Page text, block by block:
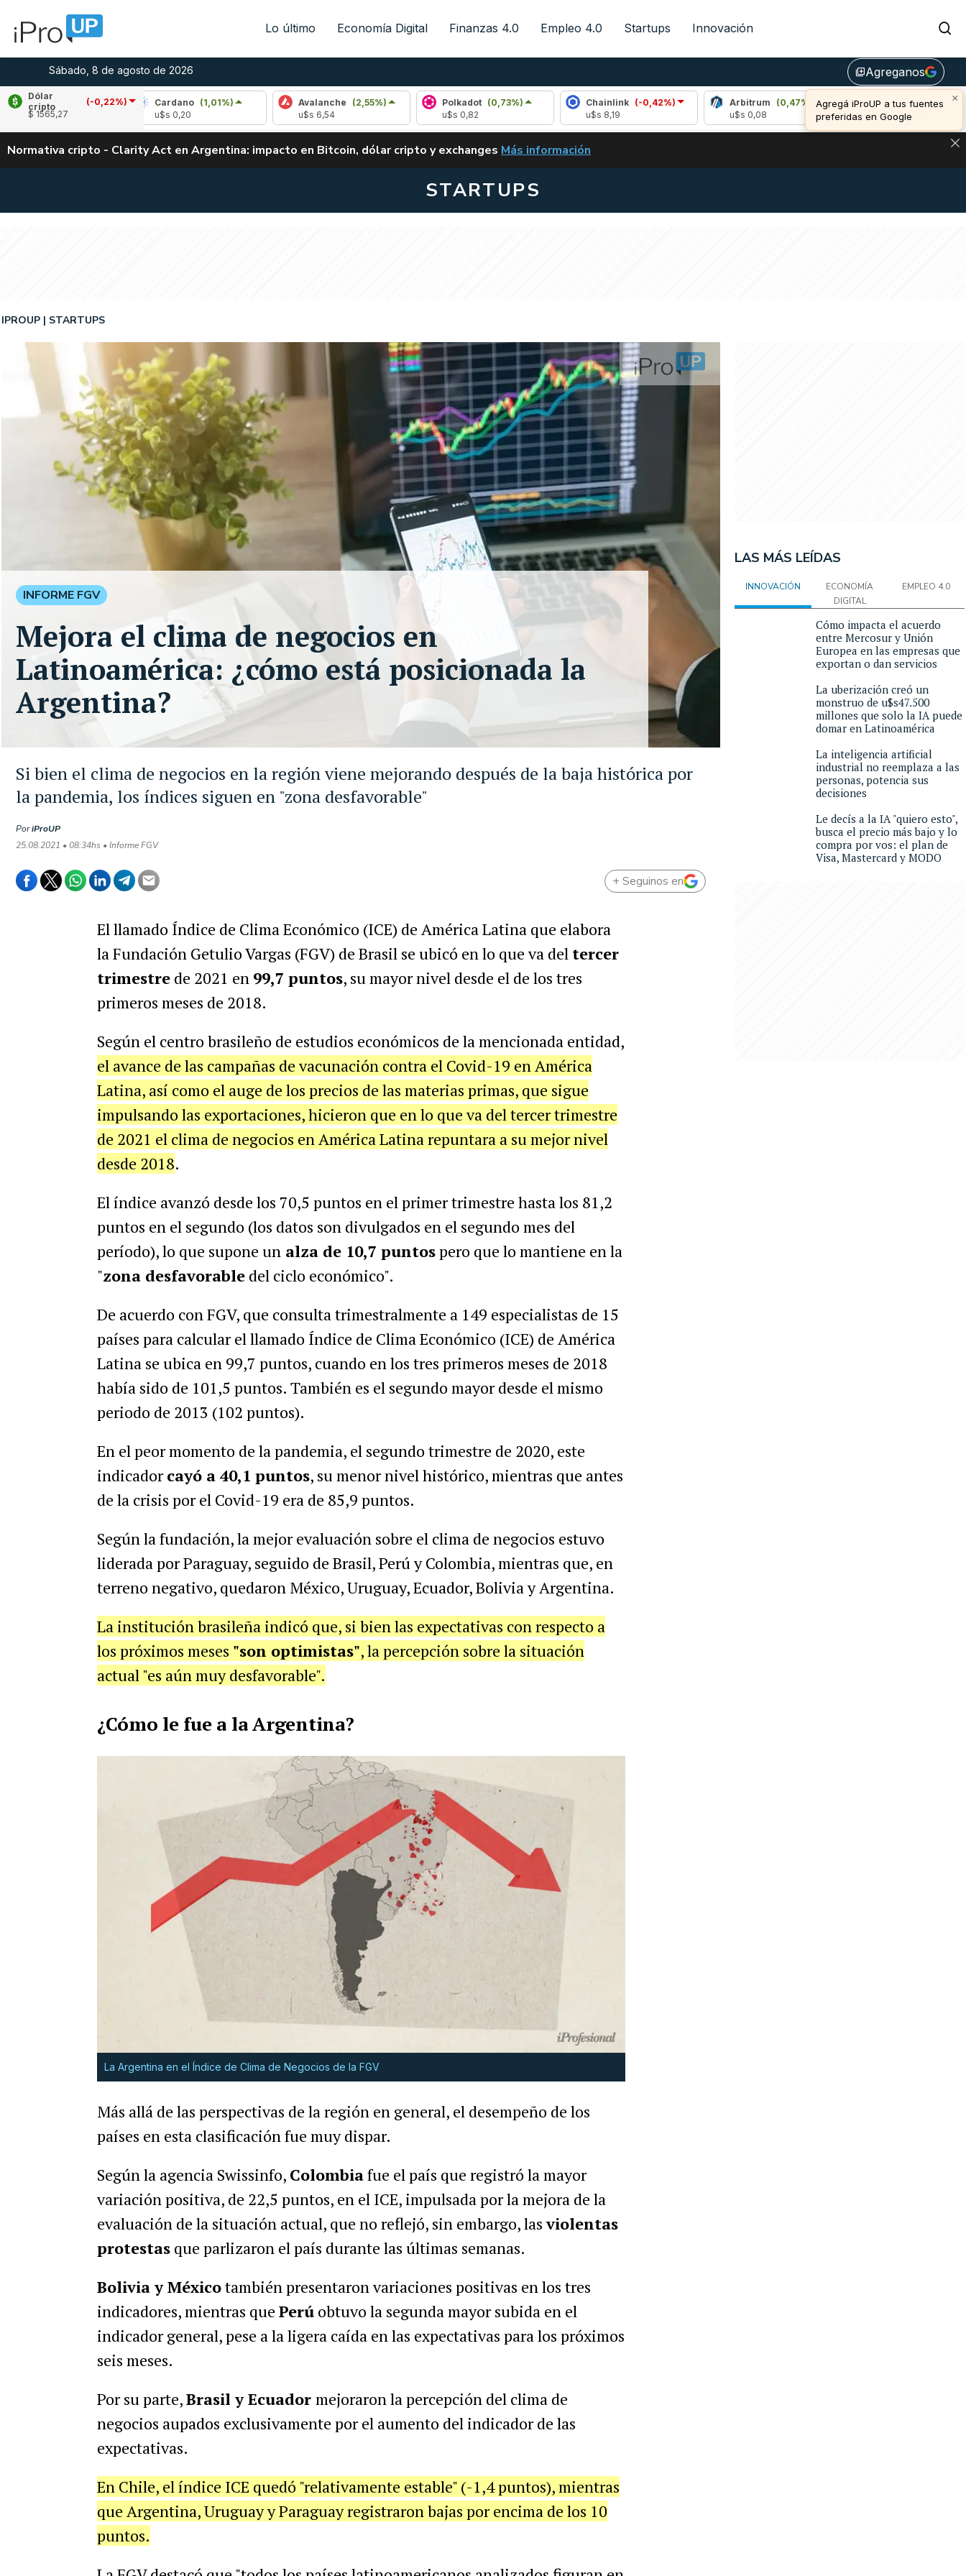
Lo último Economía Digital Finanzas 4.0 Empleo 4.0 Startups Innovación
Sábado, 8 de agosto de 2026 library_addAgreganos
Dólar
cripto
(-0,22%)
$ 1565,27
Cardano
(1,01%)
Avalanche
(2,55%)
Polkadot (0,73%)
Chainlink
(-0,42%)
Arbitrum
(0,47%)
Bitcoin (0,94%)
u$s 64.905,00
Normativa cripto - Clarity Act en Argentina: impacto en Bitcoin, dólar cripto y exchanges CLARITY ACT EN ARGENTINA: IMPACTO EN BITCOIN, DÓLAR CRIPTO Y EXCHANGES
Más información
STARTUPS
Si bien el clima de negocios en la región viene mejorando después de la baja histórica por
la pandemia, los índices siguen en "zona desfavorable"
IPROUP STARTUPS
PoriProUP
25.08.2021 • 08:34hs • Informe FGV
INFORME FGV
Mejora el clima de negocios en
Latinoamérica: ¿cómo está posicionada la
Argentina?
+ Seguinos en
El llamado Índice de Clima Económico (ICE) de América Latina que elabora
la Fundación Getulio Vargas (FGV) de Brasil se ubicó en lo que va del tercer
trimestrede 2021 en 99,7 puntos, su mayor nivel desde el de los tres
primeros meses de 2018.
Según el centro brasileño de estudios económicos de la mencionada entidad,
el avance de las campañas de vacunación contra el Covid-19 en América
Latina, así como el auge de los precios de las materias primas, que sigue
impulsando las exportaciones, hicieron que en lo que va del tercer trimestre
de 2021 el clima de negocios en América Latina repuntara a su mejor nivel
desde 2018.
El índice avanzó desde los 70,5 puntos en el primer trimestre hasta los 81,2
puntos en el segundo (los datos son divulgados en el segundo mes del
período), lo que supone unalza de 10,7 puntospero que lo mantiene en la
"zona desfavorabledel ciclo económico".
De acuerdo con FGV, que consulta trimestralmente a 149 especialistas de 15
países para calcular el llamado Índice de Clima Económico (ICE) de América
Latina se ubica en 99,7 puntos, cuando en los tres primeros meses de 2018
había sido de 101,5 puntos. También es el segundo mayor desde el mismo
periodo de 2013 (102 puntos).
En el peor momento de la pandemia, el segundo trimestre de 2020, este
indicadorcayó a 40,1 puntos, su menor nivel histórico, mientras que antes
de la crisis por el Covid-19 era de 85,9 puntos.
Según la fundación, la mejor evaluación sobre el clima de negocios estuvo
liderada por Paraguay, seguido de Brasil, Perú y Colombia, mientras que, en
terreno negativo, quedaron México, Uruguay, Ecuador, Bolivia y Argentina.
La institución brasileña indicó que, si bien las expectativas con respecto a
los próximos meses "son optimistas", la percepción sobre la situación
actual "es aún muy desfavorable".
¿Cómo le fue a la Argentina?
La Argentina en el Índice de Clima de Negocios de la FGV
Más allá de las perspectivas de la región en general, el desempeño de los
países en esta clasificación fue muy dispar.
Según la agencia Swissinfo, Colombiafue el país que registró la mayor
variación positiva, de 22,5 puntos, en el ICE, impulsada por la mejora de la
evaluación de la situación actual, que no reflejó, sin embargo, lasviolentas
protestasque parlizaron el país durante las últimas semanas.
Bolivia y Méxicotambién presentaron variaciones positivas en los tres
indicadores, mientras que Perúobtuvo la segunda mayor subida en el
indicador general, pese a la ligera caída en las expectativas para los próximos
seis meses.
Por su parte,Brasil y Ecuador mejoraron la percepción del clima de
negocios aupados exclusivamente por el aumento del indicador de las
expectativas.
En Chile, el índice ICE quedó "relativamente estable" (-1,4 puntos), mientras
que Argentina, Uruguay y Paraguay registraron bajas por encima de los 10
puntos.
LAS MÁS LEÍDAS
INNOVACIÓN
ECONOMÍA
DIGITAL
EMPLEO 4.0
Cómo impacta el acuerdo
entre Mercosur y Unión
Europea en las empresas que
exportan o dan servicios
La uberización creó un
monstruo de u$s47.500
millones que solo la IA puede
domar en Latinoamérica
La inteligencia artificial
industrial no reemplaza a las
personas, potencia sus
decisiones
Le decís a la IA "quiero esto",
busca el precio más bajo y lo
compra por vos: el plan de
Visa, Mastercard y MODO